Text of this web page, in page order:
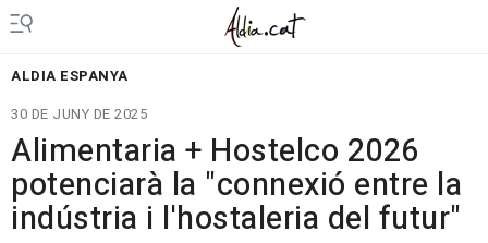
ALDIA ESPANYA
30 DE JUNY DE 2025
Alimentaria + Hostelco 2026
potenciarà la "connexió entre la
indústria i l'hostaleria del futur"